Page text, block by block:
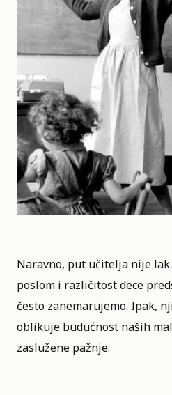
Naravno, put učitelja nije
poslom i različitost dece
često zanemarujemo. Ipak,
oblikuje budućnost naših
zaslužene pažnje.